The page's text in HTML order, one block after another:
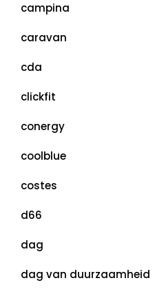
campina
caravan
cda
clickfit
conergy
coolblue
costes
d66
dag
dag van duurzaamheid